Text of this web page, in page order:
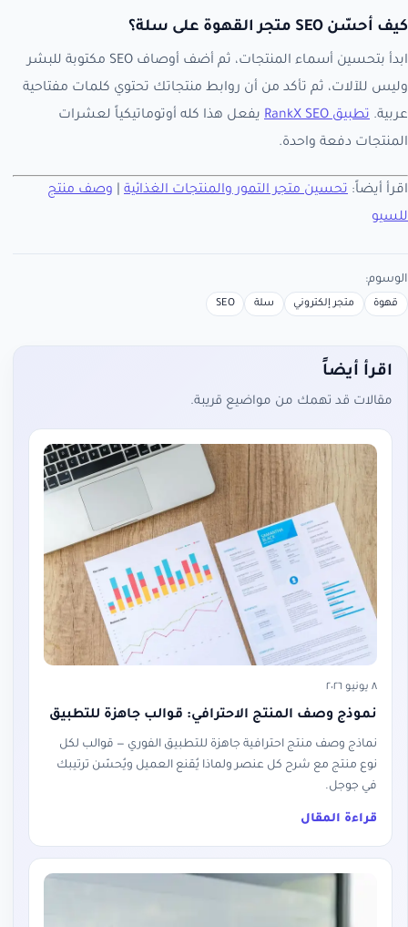
كيف أحسّن SEO متجر القهوة على سلة؟
ابدأ بتحسين أسماء المنتجات، ثم أضف أوصاف SEO مكتوبة للبشر
وليس للآلات، ثم تأكد من أن روابط منتجاتك تحتوي كلمات مفتاحية
عربية. تطبيق RankX SEO
يفعل هذا كله أوتوماتيكياً لعشرات
المنتجات دفعة واحدة.
اقرأ أيضاً: تحسين متجر التمور والمنتجات الغذائية
وصف منتج
للسيو
الوسوم:
قهوة متجر إلكتروني سلة SEO
اقرأ أيضاً
مقالات قد تهمك من مواضيع قريبة.
٨ يونيو ٢٠٢٦
نموذج وصف المنتج الاحترافي: قوالب جاهزة للتطبيق
نماذج وصف منتج احترافية جاهزة للتطبيق الفوري — قوالب لكل
نوع منتج مع شرح كل عنصر ولماذا يُقنع العميل ويُحسّن ترتيبك
في جوجل.
قراءة المقال